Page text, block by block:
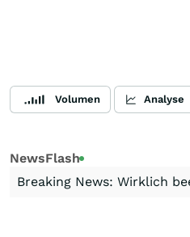
Volumen Analyse
NewsFlash
Breaking News: Wirklich